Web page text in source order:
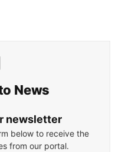
News
newsletter
below to receive the
from our portal.